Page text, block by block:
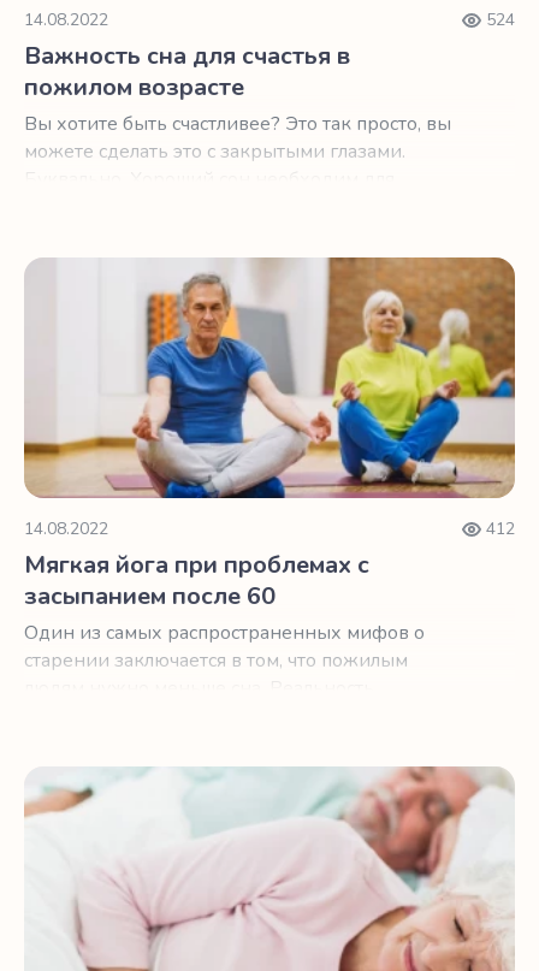
14.08.2022 524
Важность сна для счастья в
пожилом возрасте
Вы хотите быть счастливее? Это так просто, вы
можете сделать это с закрытыми глазами.
Мягкая йога при проблемах с засыпанием после 60
14.08.2022 412
Мягкая йога при проблемах с
засыпанием после 60
Один из самых распространенных мифов о
старении заключается в том, что пожилым
Как лучше спать после 60, используя солнечный свет